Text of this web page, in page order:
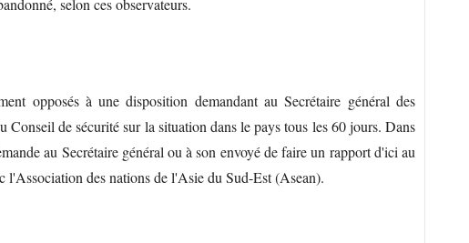
selon ces observateurs.
opposés à une disposition demandant au Secrétaire général des
Conseil de sécurité sur la situation dans le pays tous les 60 jours. Dans
au Secrétaire général ou à son envoyé de faire un rapport d'ici au
l'Association des nations de l'Asie du Sud-Est (Asean).